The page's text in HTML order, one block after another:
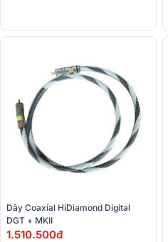
Dây Coaxial HiDiamond Digital
DGT + MKII
1.510.500đ